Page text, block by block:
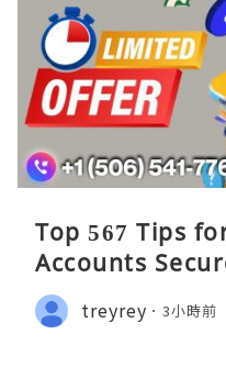
Top 567 Tips
Accounts
treyrey 3小時前